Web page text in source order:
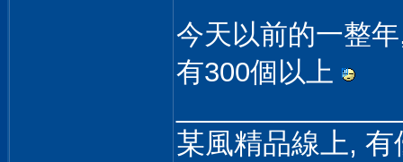
今天以前的一整
有300個以上
某風精品線上, 有